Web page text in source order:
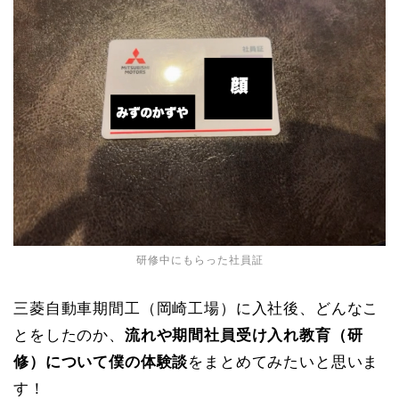
研修中にもらった社員証
三菱自動車期間工（岡崎工場）に入社後、どんなこ
とをしたのか、 流れや期間社員受け入れ教育（研
修）について僕の体験談をまとめてみたいと思いま
す！